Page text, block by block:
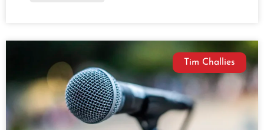
Tim Challies